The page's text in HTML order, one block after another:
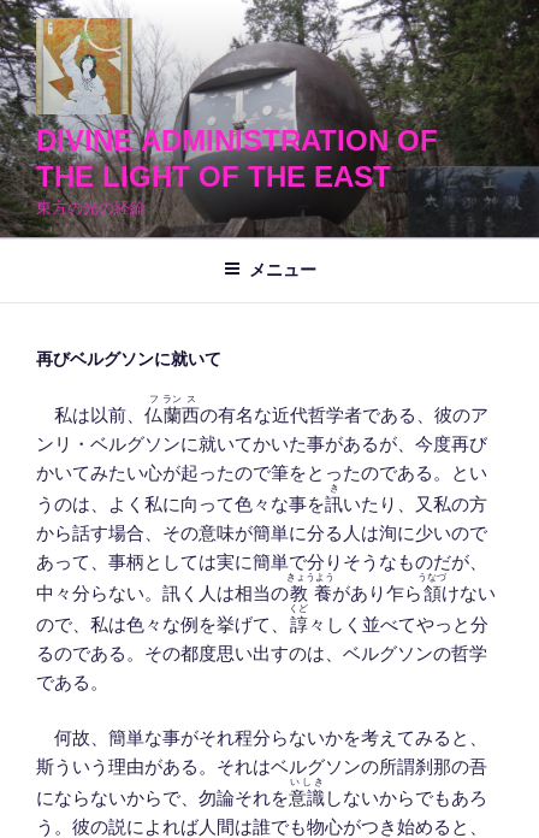
コ
ン
テ
ン
ツ
へ
ス
キ
ッ
DIVINE ADMINISTRATION OF
THE LIGHT OF THE EAST
東方の光の経綸
メニュー
再びベルグソンに就いて
私は以前、 仏
フ
蘭
ラン
西
ス
の有名な近代哲学者である、彼のア
ンリ・ベルグソンに就いてかいた事があるが、今度再び
かいてみたい心が起ったので筆をとったのである。とい
うのは、よく私に向って色々な事を訊
き
いたり、又私の方
から話す場合、その意味が簡単に分る人は洵に少いので
あって、事柄としては実に簡単で分りそうなものだが、
中々分らない。訊く人は相当の教養
きょうよう
があり乍ら頷
うなづ
けない
ので、私は色々な例を挙げて、 諄
くど
々しく並べてやっと分
るのである。その都度思い出すのは、ベルグソンの哲学
である。
何故、簡単な事がそれ程分らないかを考えてみると、
斯ういう理由がある。それはベルグソンの所謂刹那の吾
にならないからで、勿論それを意識
いしき
しないからでもあろ
う。彼の説によれば人間は誰でも物心がつき始めると、